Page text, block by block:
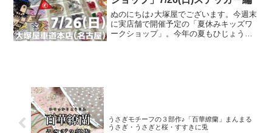
ぬのにちは♪大塚屋でございます。今週末
に実店舗で開催予定の「夏休みキッズワ
ークショップ」。今年の夏もひじょうに
うさぎモチーフの３部作♪「百華繚蘭」まんまる
うさぎ・うさぎと桜・すすきに兎